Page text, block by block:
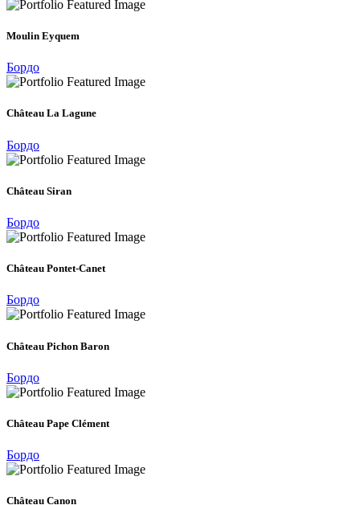
Moulin Eyquem
Бордо
Château La Lagune
Бордо
Château Siran
Бордо
Château Pontet-Canet
Бордо
Château Pichon Baron
Бордо
Château Pape Clément
Бордо
Château Canon